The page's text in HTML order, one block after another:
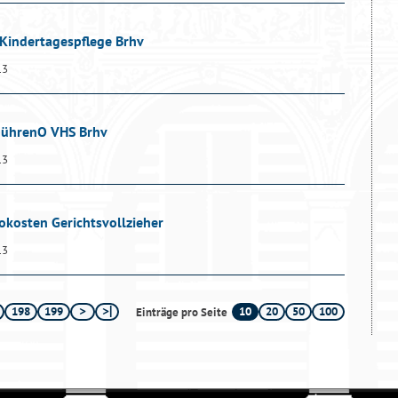
Brhv
VHS Brhv
Gerichtsvollzieher
198 199 Einträge pro Seite 10 20 50 100